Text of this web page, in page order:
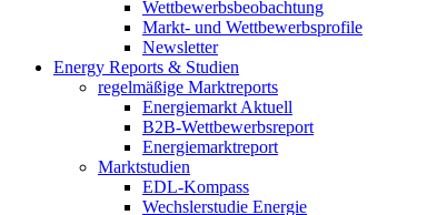
Wettbewerbsbeobachtung
Markt- und Wettbewerbsprofile
Newsletter
Energy Reports & Studien
regelmäßige Marktreports
Energiemarkt Aktuell
B2B-Wettbewerbsreport
Energiemarktreport
Marktstudien
EDL-Kompass
Wechslerstudie Energie